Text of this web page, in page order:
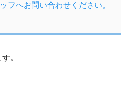
フへお問い合わせください。
。